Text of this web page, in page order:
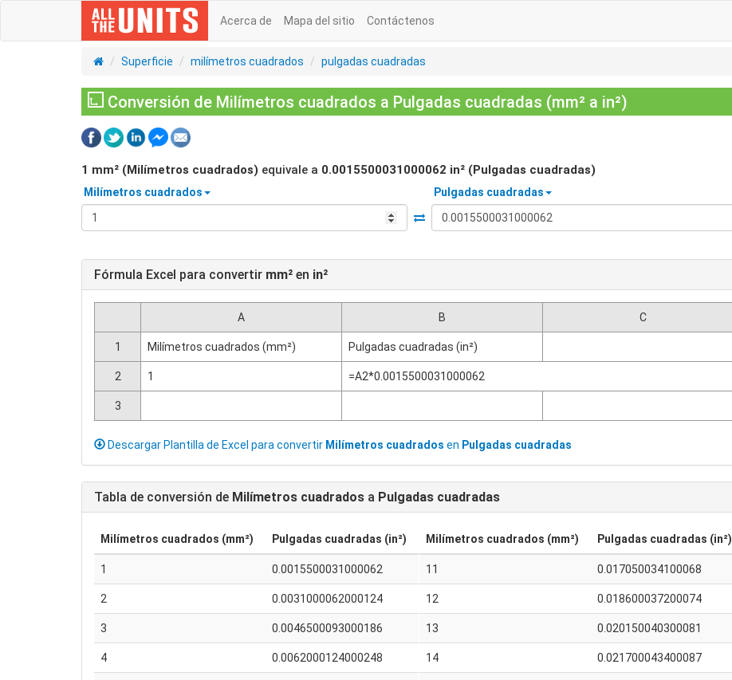
Acerca de Mapa del sitio Contáctenos
Superficie milímetros cuadrados pulgadas cuadradas
Conversión de Milímetros cuadrados a Pulgadas cuadradas (mm² a in²)
1 mm² (Milímetros cuadrados) equivale a 0.0015500031000062 in² (Pulgadas cuadradas)
Milímetros cuadrados Pulgadas cuadradas
Fórmula Excel para convertir mm² en in²
A B C
1 Milímetros cuadrados (mm²) Pulgadas cuadradas (in²)
2 1 =A2*0.0015500031000062
3
Descargar Plantilla de Excel para convertir Milímetros cuadrados en Pulgadas cuadradas
Tabla de conversión de Milímetros cuadrados a Pulgadas cuadradas
Milímetros cuadrados (mm²) Pulgadas cuadradas (in²)
1 0.0015500031000062
2 0.0031000062000124
3 0.0046500093000186
4 0.0062000124000248
Milímetros cuadrados (mm²) Pulgadas cuadradas (in²)
11 0.017050034100068
12 0.018600037200074
13 0.020150040300081
14 0.021700043400087